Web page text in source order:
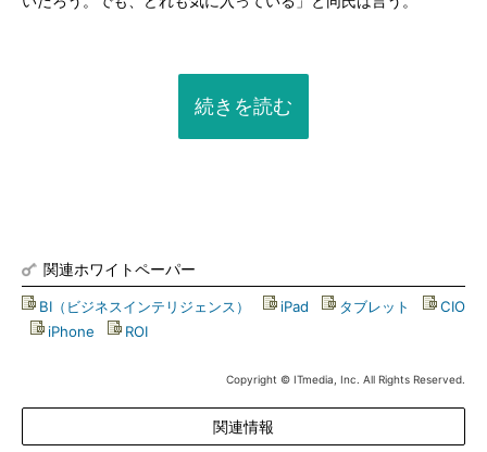
続きを読む
関連ホワイトペーパー
BI（ビジネスインテリジェンス） iPad タブレット
CIO
iPhone ROI
Copyright © ITmedia, Inc. All Rights Reserved.
関連情報